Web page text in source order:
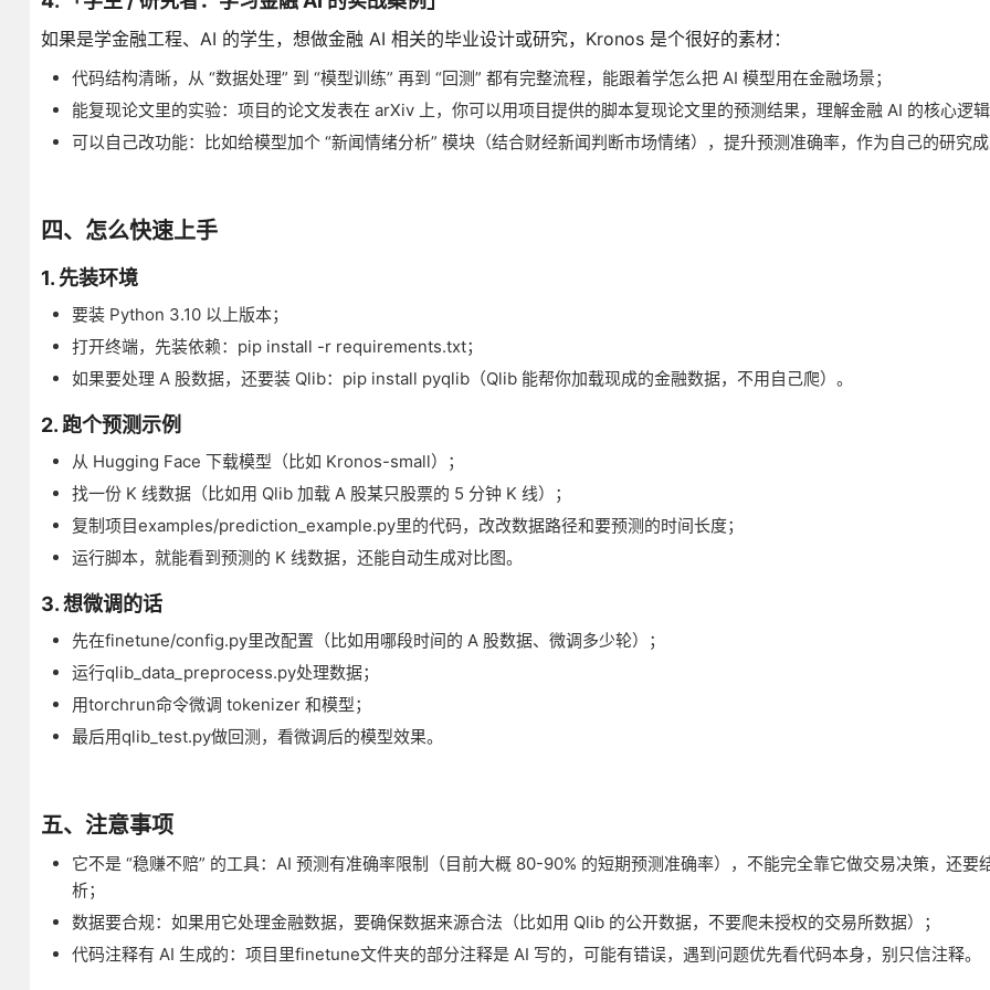
如果是学金融工程、AI 的学生，想做金融 AI 相关的毕业设计或研究，Kronos 是个很好的素材：
代码结构清晰，从 “数据处理” 到 “模型训练” 再到 “回测” 都有完整流程，能跟着学怎么把 AI 模型用在金融场景；
能复现论文里的实验：项目的论文发表在 arXiv 上，你可以用项目提供的脚本复现论文里的预测结果，理解金融 AI 的核心逻辑
可以自己改功能：比如给模型加个 “新闻情绪分析” 模块（结合财经新闻判断市场情绪），提升预测准确率，作为自己的研究成
四、怎么快速上手
1. 先装环境
要装 Python 3.10 以上版本；
打开终端，先装依赖：pip install -r requirements.txt；
如果要处理 A 股数据，还要装 Qlib：pip install pyqlib（Qlib 能帮你加载现成的金融数据，不用自己爬）。
2. 跑个预测示例
从 Hugging Face 下载模型（比如 Kronos-small）；
找一份 K 线数据（比如用 Qlib 加载 A 股某只股票的 5 分钟 K 线）；
复制项目examples/prediction_example.py里的代码，改改数据路径和要预测的时间长度；
运行脚本，就能看到预测的 K 线数据，还能自动生成对比图。
3. 想微调的话
先在finetune/config.py里改配置（比如用哪段时间的 A 股数据、微调多少轮）；
运行qlib_data_preprocess.py处理数据；
用torchrun命令微调 tokenizer 和模型；
最后用qlib_test.py做回测，看微调后的模型效果。
五、注意事项
它不是 “稳赚不赔” 的工具：AI 预测有准确率限制（目前大概 80-90% 的短期预测准确率），不能完全靠它做交易决策，还要
析；
数据要合规：如果用它处理金融数据，要确保数据来源合法（比如用 Qlib 的公开数据，不要爬未授权的交易所数据）；
代码注释有 AI 生成的：项目里finetune文件夹的部分注释是 AI 写的，可能有错误，遇到问题优先看代码本身，别只信注释。